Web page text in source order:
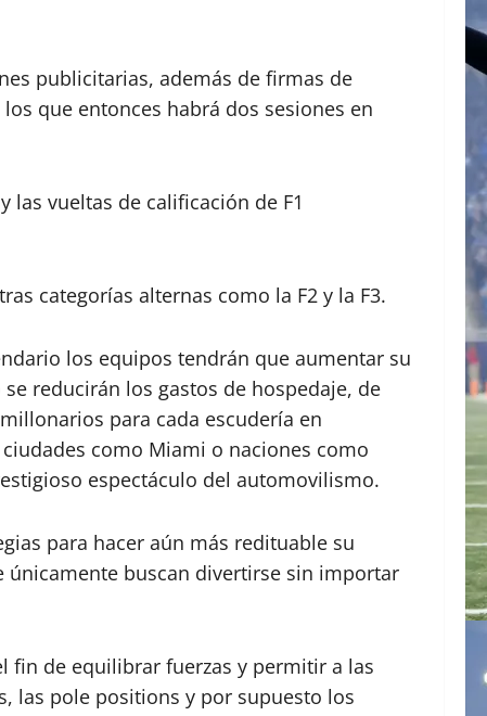
publicitarias, además de firmas de
que entonces habrá dos sesiones en
vueltas de calificación de F1
categorías alternas como la F2 y la F3.
los equipos tendrán que aumentar su
reducirán los gastos de hospedaje, de
para cada escudería en
como Miami o naciones como
espectáculo del automovilismo.
para hacer aún más redituable su
únicamente buscan divertirse sin importar
fin de equilibrar fuerzas y permitir a las
las pole positions y por supuesto los